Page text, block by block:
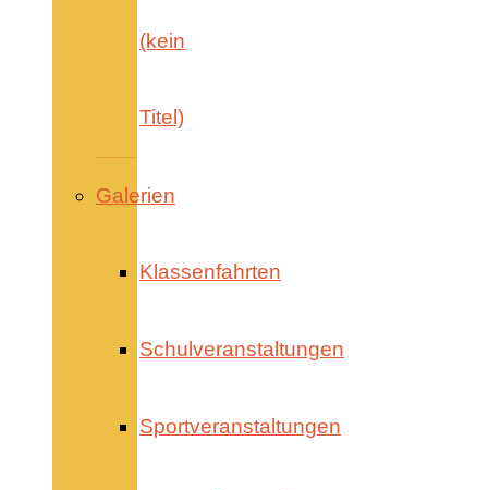
(kein
Titel)
Galerien
Klassenfahrten
Schulveranstaltungen
Sportveranstaltungen